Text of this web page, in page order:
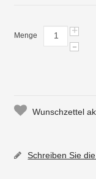
Menge +
-
Wunschzettel
Schreiben Sie